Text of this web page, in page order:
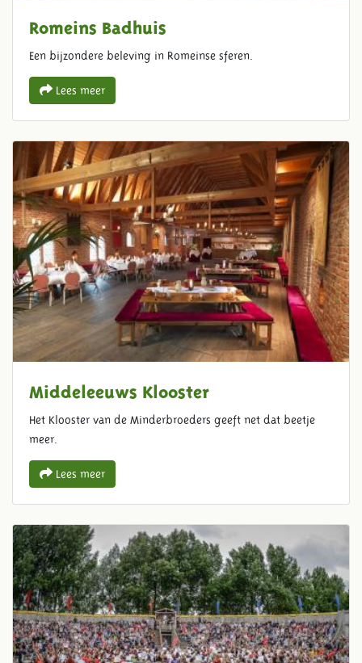
Romeins Badhuis
Een bijzondere beleving in Romeinse sferen.
Lees meer
Middeleeuws Klooster
Het Klooster van de Minderbroeders geeft net dat beetje
meer.
Lees meer